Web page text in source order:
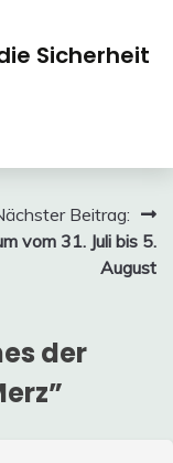
Sicherheit
Beitrag:
vom 31. Juli bis 5.
August
der
”